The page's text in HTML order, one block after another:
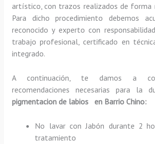
artístico, con trazos realizados de forma
Para dicho procedimiento debemos
reconocido y experto con
trabajo profesional, certificado en
integrado.
A continuación, te damos a
recomendaciones necesarias para la
pigmentacion de labios en Barrio Chino:
No lavar con Jabón durante 2
tratamiento